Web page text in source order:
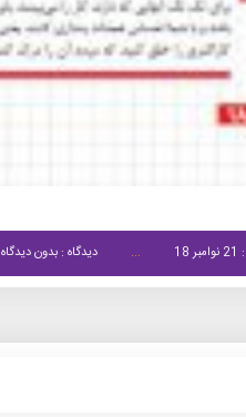
دیدگاه : بدون دیدگاه